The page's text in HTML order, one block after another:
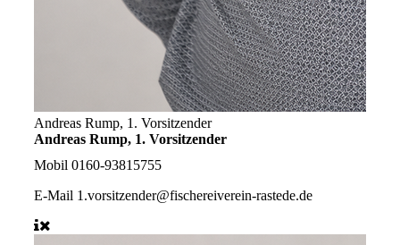
Andreas Rump, 1. Vorsitzender
Andreas Rump, 1. Vorsitzender
Mobil 0160-93815755
E-Mail 1.vorsitzender@fischereiverein-rastede.de